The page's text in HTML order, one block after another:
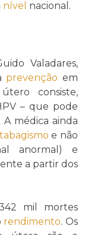
nível nacional.
Valadares,
prevenção em
consiste,
– que pode
médica ainda
e não
anormal) e
a partir dos
mil mortes
rendimento. Os